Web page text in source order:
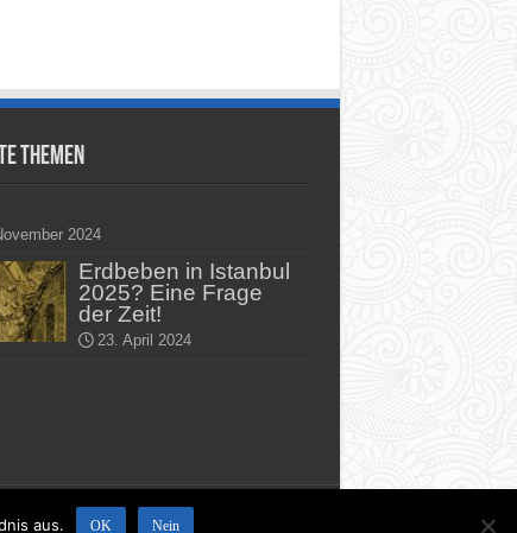
Themen
2024
Erdbeben in Istanbul
2025? Eine Frage
der Zeit!
23. April 2024
aus. OK Nein